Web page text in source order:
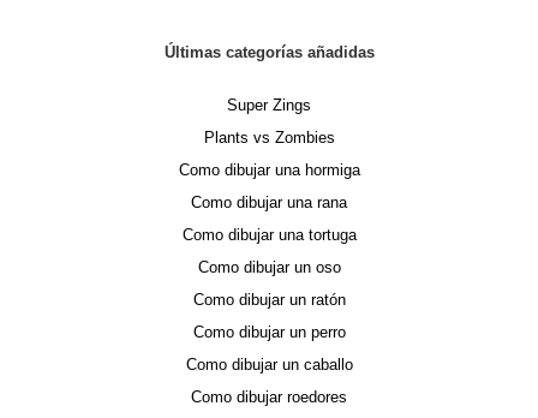
Últimas categorías añadidas
Super Zings
Plants vs Zombies
Como dibujar una hormiga
Como dibujar una rana
Como dibujar una tortuga
Como dibujar un oso
Como dibujar un ratón
Como dibujar un perro
Como dibujar un caballo
Como dibujar roedores